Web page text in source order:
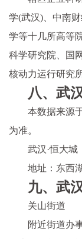
学(武汉)、中南
学等十几所高等
科学研究院、国
核动力运行研究
八、武
本数据来源
为准。
武汉·恒大城
地址：东西
九、武
关山街道
附近街道办